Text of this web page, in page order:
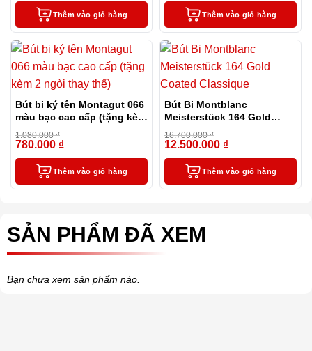
Thêm vào giỏ hàng Thêm vào giỏ hàng
Bút bi ký tên Montagut 066
màu bạc cao cấp (tặng kèm
2 ngòi thay thế)
1.080.000₫
780.000 ₫
Thêm vào giỏ hàng
Bút Bi Montblanc
Meisterstück 164 Gold
Coated Classique
16.700.000₫
12.500.000 ₫
Thêm vào giỏ hàng
SẢN PHẨM ĐÃ XEM
Bạn chưa xem sản phẩm nào.